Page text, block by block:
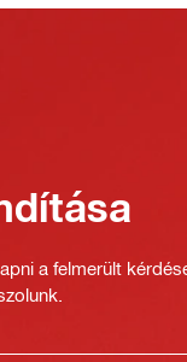
a felmerült